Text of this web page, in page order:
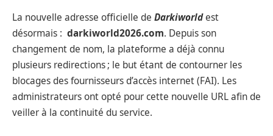
La nouvelle adresse officielle de Darkiworldest
désormais : darkiworld2026.com. Depuis son
changement de nom, la plateforme a déjà connu
plusieurs redirections ; le but étant de contourner les
blocages des fournisseurs d’accès internet (FAI). Les
administrateurs ont opté pour cette nouvelle URL afin de
veiller à la continuité du service.